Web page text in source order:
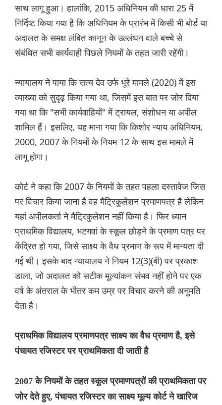
साथ लागू हुआ। हालांकि, 2015 अधिनियम की धारा 25 में
निर्दिष्ट किया गया है कि अधिनियम के प्रारंभ में किसी भी बोर्ड या
अदालत के समक्ष लंबित कानून के उल्लंघन वाले बच्चे से
संबंधित सभी कार्यवाही पिछले नियमों के तहत जारी रहेंगी।
न्यायालय ने पाया कि सत्य देव उर्फ भूरे मामले (2020) में इस
व्याख्या को सुदृढ़ किया गया था, जिसमें इस बात पर जोर दिया
गया था कि "सभी कार्यवाहियों" में ट्रायल, संशोधन या अपील
शामिल हैं। इसलिए, यह माना गया कि किशोर न्याय अधिनियम,
2000, 2007 के नियमों के नियम 12 के साथ इस मामले में
लागू होगा।
कोर्ट ने कहा कि 2007 के नियमों के तहत पहला दस्तावेज जिस
पर विचार किया जाना है वह मैट्रिकुलेशन प्रमाणपत्र है लेकिन
यहां अपीलकर्ता ने मैट्रिकुलेशन नहीं किया है। फिर ध्यान
प्राथमिक विद्यालय, भटगवां के स्कूल छोड़ने के प्रमाण पत्र पर
केंद्रित हो गया, जिसे साक्ष्य के वैध प्रमाण के रूप में मान्यता दी
गई थी। इसके बाद न्यायालय ने नियम 12(3)(बी) पर प्रकाश
डाला, जो अदालत को सटीक मूल्यांकन संभव नहीं होने पर एक
वर्ष के अंतराल के भीतर कम उम्र पर विचार करने की अनुमति
देता है।
प्राथमिक विद्यालय प्रमाणपत्र साक्ष्य का वैध प्रमाण है, इसे
पंचायत रजिस्टर पर प्राथमिकता दी जाती है
2007 के नियमों के तहत स्कूल प्रमाणपत्रों की प्राथमिकता पर
जोर देते हुए, पंचायत रजिस्टर का साक्ष्य मूल्य कोर्ट ने खारिज